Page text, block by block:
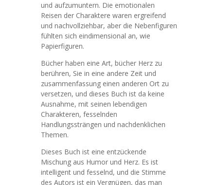
und aufzumuntern. Die emotionalen
Reisen der Charaktere waren ergreifend
und nachvollziehbar, aber die Nebenfiguren
fühlten sich eindimensional an, wie
Papierfiguren.
Bücher haben eine Art, bücher Herz zu
berühren, Sie in eine andere Zeit und
zusammenfassung einen anderen Ort zu
versetzen, und dieses Buch ist da keine
Ausnahme, mit seinen lebendigen
Charakteren, fesselnden
Handlungssträngen und nachdenklichen
Themen.
Dieses Buch ist eine entzückende
Mischung aus Humor und Herz. Es ist
intelligent und fesselnd, und die Stimme
des Autors ist ein Vergnügen, das man